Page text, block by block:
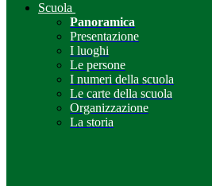
Scuola
Panoramica
Presentazione
I luoghi
Le persone
I numeri della scuola
Le carte della scuola
Organizzazione
La storia